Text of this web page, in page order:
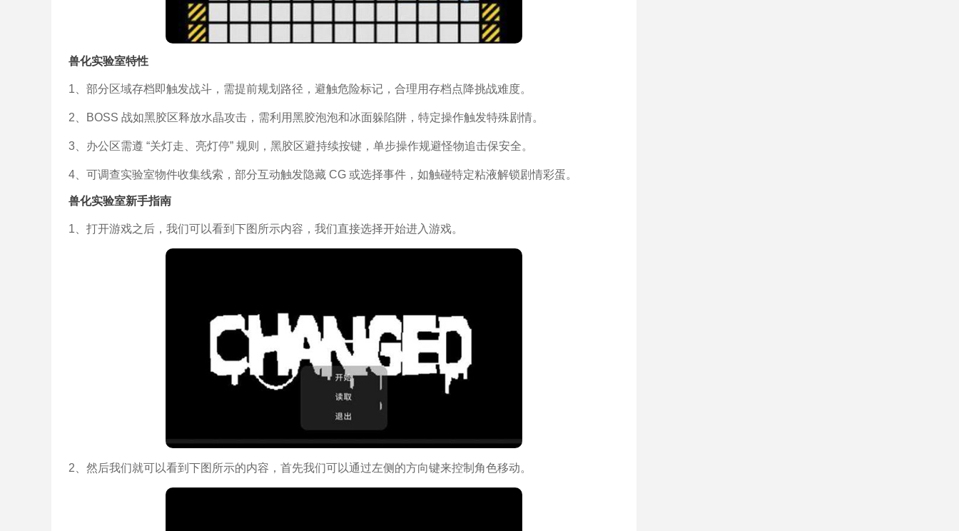
兽化实验室特性
1、部分区域存档即触发战斗，需提前规划路径，避触危险标记，合理用存档点降挑战难度。
2、BOSS 战如黑胶区释放水晶攻击，需利用黑胶泡泡和冰面躲陷阱，特定操作触发特殊剧情。
3、办公区需遵 “关灯走、亮灯停” 规则，黑胶区避持续按键，单步操作规避怪物追击保安全。
4、可调查实验室物件收集线索，部分互动触发隐藏 CG 或选择事件，如触碰特定粘液解锁剧情彩蛋。
兽化实验室新手指南
1、打开游戏之后，我们可以看到下图所示内容，我们直接选择开始进入游戏。
2、然后我们就可以看到下图所示的内容，首先我们可以通过左侧的方向键来控制角色移动。